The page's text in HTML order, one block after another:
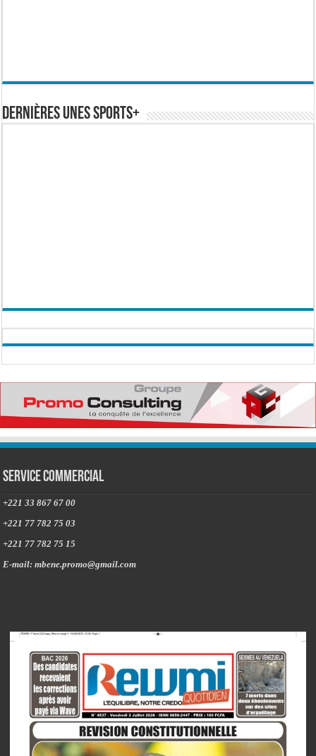
Dernières Unes Sports+
Service commercial
+221 33 867 67 00
+221 77 782 75 03
+221 77 782 75 15
E-mail: mbene.promo@gmail.com